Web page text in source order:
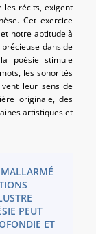
les récits, exigent
Cet exercice
notre aptitude à
dans de
poésie stimule
les sonorités
leur sens de
originale, des
artistiques et
PEUT
ET